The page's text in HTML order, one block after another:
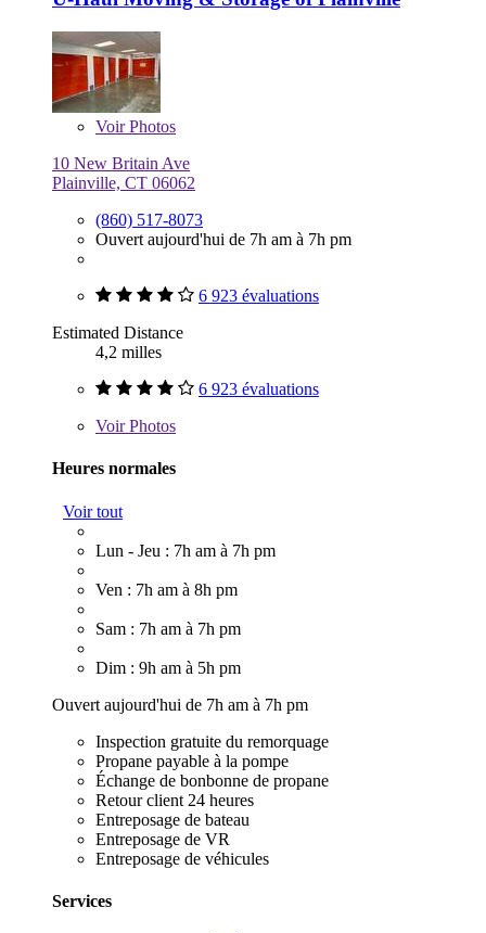
VoirPhotos
10 New Britain Ave
Plainville, CT 06062
(860) 517-8073
Ouvert aujourd'hui de 7h am à 7h pm
6 923 évaluations
Estimated Distance
4,2 milles
6 923 évaluations
VoirPhotos
Heures normales
Voir tout
Lun - Jeu : 7h am à 7h pm
Ven : 7h am à 8h pm
Sam : 7h am à 7h pm
Dim : 9h am à 5h pm
Ouvert aujourd'hui de 7h am à 7h pm
Inspection gratuite du remorquage
Propane payable à la pompe
Échange de bonbonne de propane
Retour client 24 heures
Entreposage de bateau
Entreposage de VR
Entreposage de véhicules
Services